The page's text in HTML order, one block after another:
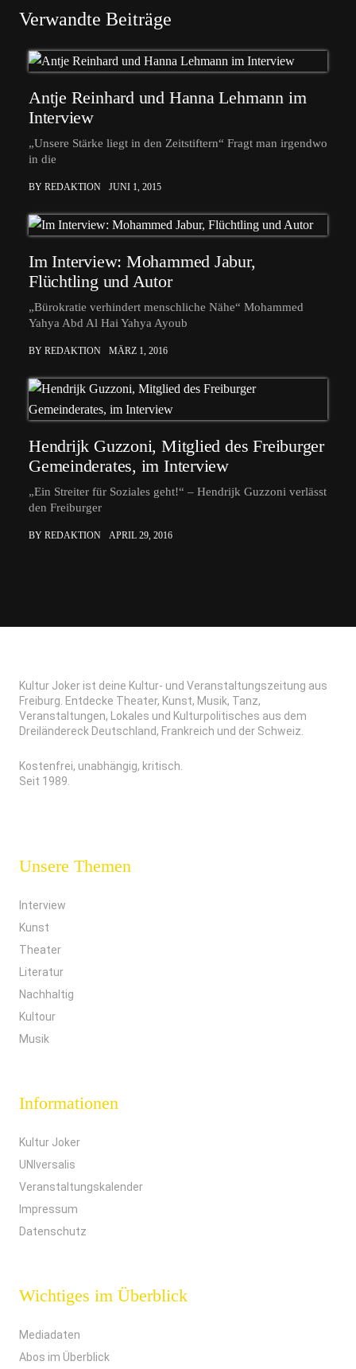
Verwandte Beiträge
Antje Reinhard und Hanna Lehmann im
Interview
„Unsere Stärke liegt in den Zeitstiftern“ Fragt man irgendwo
in die
BY REDAKTION JUNI 1, 2015
Im Interview: Mohammed Jabur,
Flüchtling und Autor
„Bürokratie verhindert menschliche Nähe“ Mohammed
Yahya Abd Al Hai Yahya Ayoub
BY REDAKTION MÄRZ 1, 2016
Hendrijk Guzzoni, Mitglied des Freiburger
Gemeinderates, im Interview
„Ein Streiter für Soziales geht!“ – Hendrijk Guzzoni verlässt
den Freiburger
BY REDAKTION APRIL 29, 2016
Kultur Joker ist deine Kultur- und Veranstaltungszeitung aus
Freiburg. Entdecke Theater, Kunst, Musik, Tanz,
Veranstaltungen, Lokales und Kulturpolitisches aus dem
Dreiländereck Deutschland, Frankreich und der Schweiz.
Kostenfrei, unabhängig, kritisch.
Seit 1989.
Unsere Themen
Interview
Kunst
Theater
Literatur
Nachhaltig
Kultour
Musik
Informationen
Kultur Joker
UNIversalis
Veranstaltungskalender
Impressum
Datenschutz
Wichtiges im Überblick
Mediadaten
Abos im Überblick